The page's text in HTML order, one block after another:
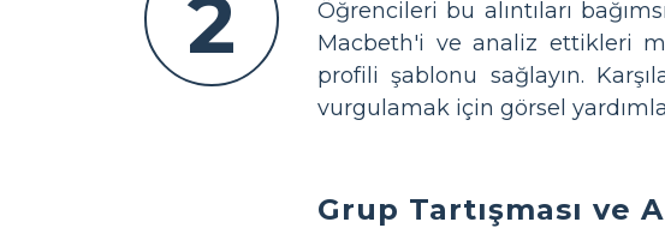
2
Öğrencileri bu alıntıları
Macbeth'i ve analiz ettikleri
profili şablonu sağlayın.
vurgulamak için görsel
Grup Tartışması ve